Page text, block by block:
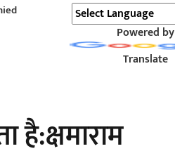
Powered by
Translate